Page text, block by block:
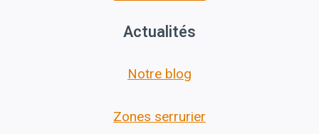
Actualités
Notre blog
Zones serrurier